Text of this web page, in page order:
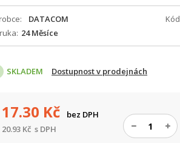
DATACOM Kód
24 Měsíce
SKLADEM Dostupnost v prodejnách
17.30 Kč
bez DPH
20.93 Kč s DPH